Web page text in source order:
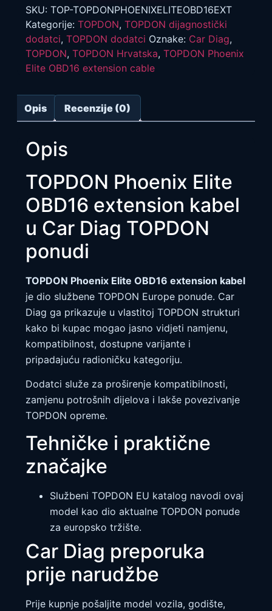
ni
kabel
količina
SKU: TOP-TOPDONPHOENIXELITEOBD16EXT
Kategorije: TOPDON, TOPDON dijagnostički
dodatci, TOPDON dodatci Oznake: Car Diag,
TOPDON, TOPDON Hrvatska, TOPDON Phoenix
Elite OBD16 extension cable
Opis Recenzije (0)
Opis
TOPDON Phoenix Elite
OBD16 extension kabel
u Car Diag TOPDON
ponudi
TOPDON Phoenix Elite OBD16 extension kabel
je dio službene TOPDON Europe ponude. Car
Diag ga prikazuje u vlastitoj TOPDON strukturi
kako bi kupac mogao jasno vidjeti namjenu,
kompatibilnost, dostupne varijante i
pripadajuću radioničku kategoriju.
Dodatci služe za proširenje kompatibilnosti,
zamjenu potrošnih dijelova i lakše povezivanje
TOPDON opreme.
Tehničke i praktične
značajke
Službeni TOPDON EU katalog navodi ovaj
model kao dio aktualne TOPDON ponude
za europsko tržište.
Car Diag preporuka
prije narudžbe
Prije kupnje pošaljite model vozila, godište,